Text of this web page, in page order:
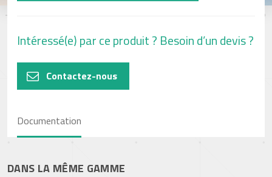
Intéressé(e) par ce produit ? Besoin d’un devis ?
Contactez-nous
Documentation
DANS LA MÊME GAMME